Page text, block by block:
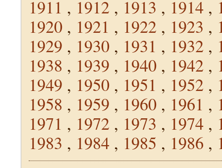
1911 , 1912 , 1913 , 1914 ,
1920 , 1921 , 1922 , 1923 ,
1929 , 1930 , 1931 , 1932 ,
1938 , 1939 , 1940 , 1942 ,
1949 , 1950 , 1951 , 1952 ,
1958 , 1959 , 1960 , 1961 ,
1971 , 1972 , 1973 , 1974 ,
1983 , 1984 , 1985 , 1986 ,